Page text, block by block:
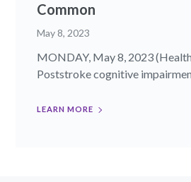
Common
May 8, 2023
MONDAY, May 8, 2023
Poststroke cognitive
LEARN MORE